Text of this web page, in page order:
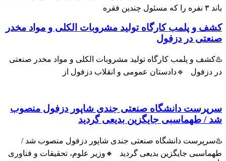
و پلمب کارگاه تولید مشروبات الکلی و مواد مخدر
در دزفول
و پلمب کارگاه تولید مشروبات الکلی و مواد مخدر صنعتی
🔹دادستان عمومی و انقلاب دزفول از
دانشگاه صنعتی جندی شاپور دزفول منصوب
طهماسبی جایگزین بدیعی گردید
دانشگاه صنعتی جندی شاپور دزفول منصوب شد /
جایگزین بدیعی گردید 🔸وزیر علوم، تحقیقات و فناوری